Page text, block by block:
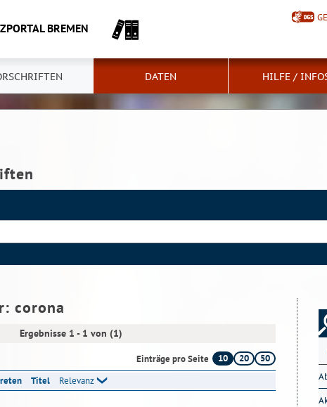
BREMEN
DATEN HILFE /
corona
Ergebnisse 1 - 1 von (1)
Einträge pro Seite 10 20
50
Titel Relevanz